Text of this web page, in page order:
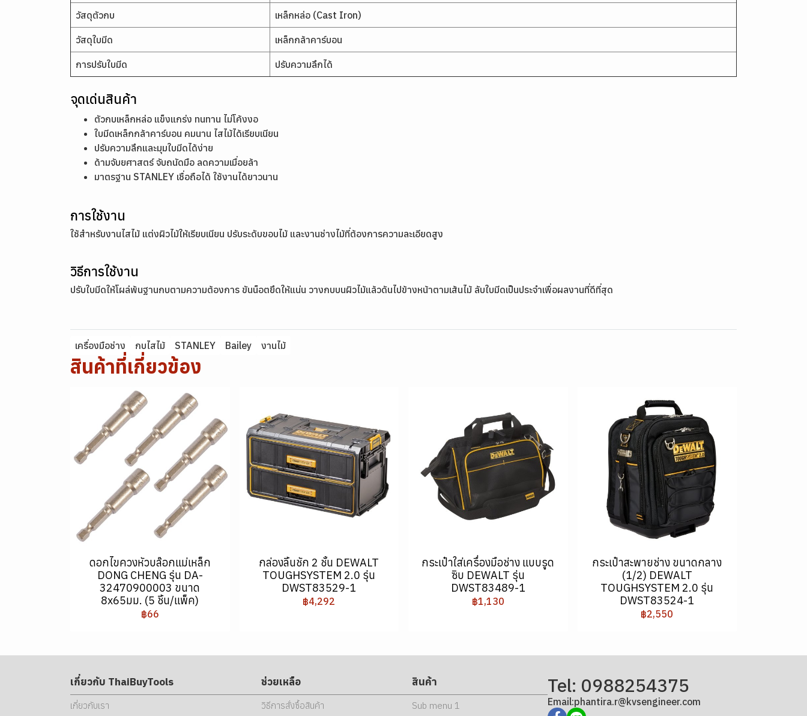
วัสดุตัวกบ เหล็กหล่อ (Cast Iron)
วัสดุใบมีด เหล็กกล้าคาร์บอน
การปรับใบมีด ปรับความลึกได้
จุดเด่นสินค้า
ตัวกบเหล็กหล่อ แข็งแกร่ง ทนทาน ไม่โค้งงอ
ใบมีดเหล็กกล้าคาร์บอน คมนาน ไสไม้ได้เรียบเนียน
ปรับความลึกและมุมใบมีดได้ง่าย
ด้ามจับยศาสตร์ จับถนัดมือ ลดความเมื่อยล้า
มาตรฐาน STANLEY เชื่อถือได้ ใช้งานได้ยาวนาน
การใช้งาน
ใช้สำหรับงานไสไม้ แต่งผิวไม้ให้เรียบเนียน ปรับระดับขอบไม้ และงานช่างไม้ที่ต้องการความละเอียดสูง
วิธีการใช้งาน
ปรับใบมีดให้โผล่พ้นฐานกบตามความต้องการ ขันน็อตยึดให้แน่น วางกบบนผิวไม้แล้วดันไปข้างหน้าตามเส้นไม้ ลับใบมีดเป็นประจำเพื่อผลงานที่ดีที่สุด
เครื่องมือช่าง กบไสไม้ STANLEY Bailey งานไม้
สินค้าที่เกี่ยวข้อง
ดอกไขควงหัวบล๊อกแม่เหล็ก
DONG CHENG รุ่น DA-
32470900003 ขนาด
8x65มม. (5 ชิ้น/แพ็ค)
฿66
กล่องลิ้นชัก 2 ชั้น DEWALT
TOUGHSYSTEM 2.0 รุ่น
DWST83529-1
฿4,292
กระเป๋าใส่เครื่องมือช่าง แบบรูด
ซิบ DEWALT รุ่น
DWST83489-1
฿1,130
กระเป๋าสะพายช่าง ขนาดกลาง
(1/2) DEWALT
TOUGHSYSTEM 2.0 รุ่น
DWST83524-1
฿2,550
เกี่ยวกับ ThaiBuyTools
เกี่ยวกับเรา
ช่วยเหลือ
วิธีการสั่งซื้อสินค้า
สินค้า
Sub menu 1
Tel: 0988254375
Email:phantira.r@kvsengineer.com